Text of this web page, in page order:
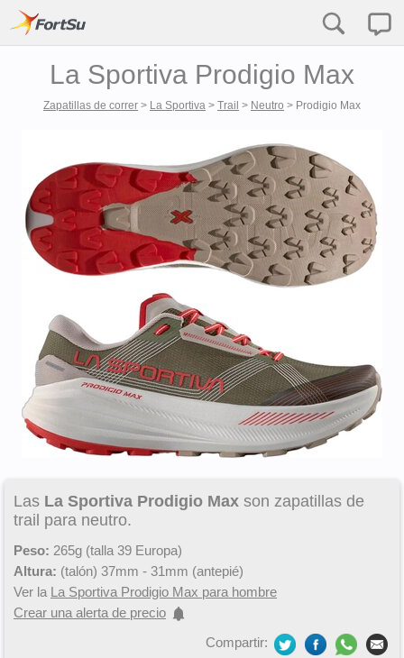
La Sportiva Prodigio Max
Zapatillas de correr > La Sportiva > Trail > Neutro > Prodigio Max
Las La Sportiva Prodigio Max son zapatillas de
trail para neutro.
Peso: 265g (talla 39 Europa)
Altura: (talón) 37mm - 31mm (antepié)
Ver la La Sportiva Prodigio Max para hombre
Crear una alerta de precio
Compartir: